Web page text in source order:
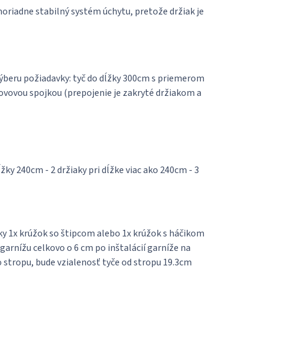
stabilný systém úchytu, pretože držiak je
požiadavky: tyč do dĺžky 300cm s priemerom
spojkou (prepojenie je zakryté držiakom a
240cm - 2 držiaky pri dĺžke viac ako 240cm - 3
1x krúžok so štipcom alebo 1x krúžok s háčikom
celkovo o 6 cm po inštalácií garníže na
bude vzialenosť tyče od stropu 19.3cm